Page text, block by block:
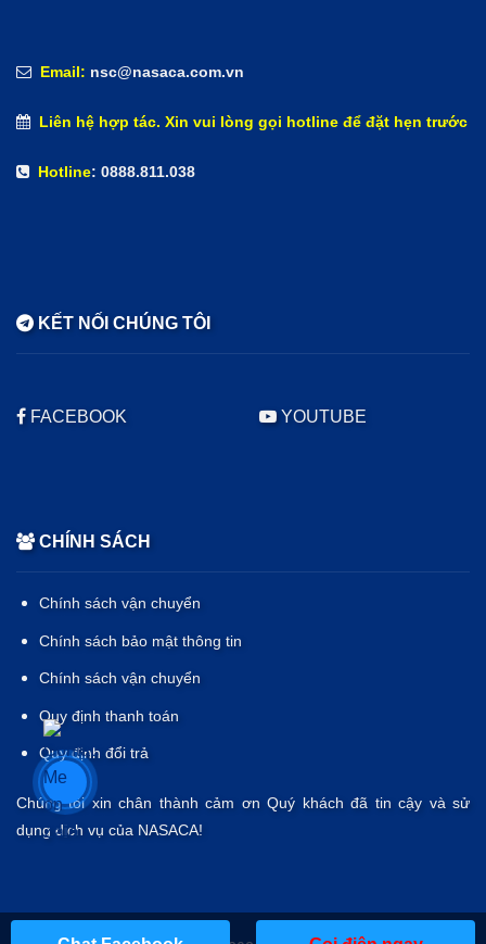
hoàn thiện hơn bạn nhé!
Email: nsc@nasaca.com.vn
Liên hệ hợp tác. Xin vui lòng gọi hotline để đặt hẹn trước
Hotline: 0888.811.038
KẾT NỐI CHÚNG TÔI
FACEBOOK YOUTUBE
CHÍNH SÁCH
Chính sách vận chuyển
Chính sách bảo mật thông tin
Chính sách vận chuyển
Quy định thanh toán
Quy định đổi trả
Chúng tôi xin chân thành cảm ơn Quý khách đã tin cậy và sử
dụng dịch vụ của NASACA!